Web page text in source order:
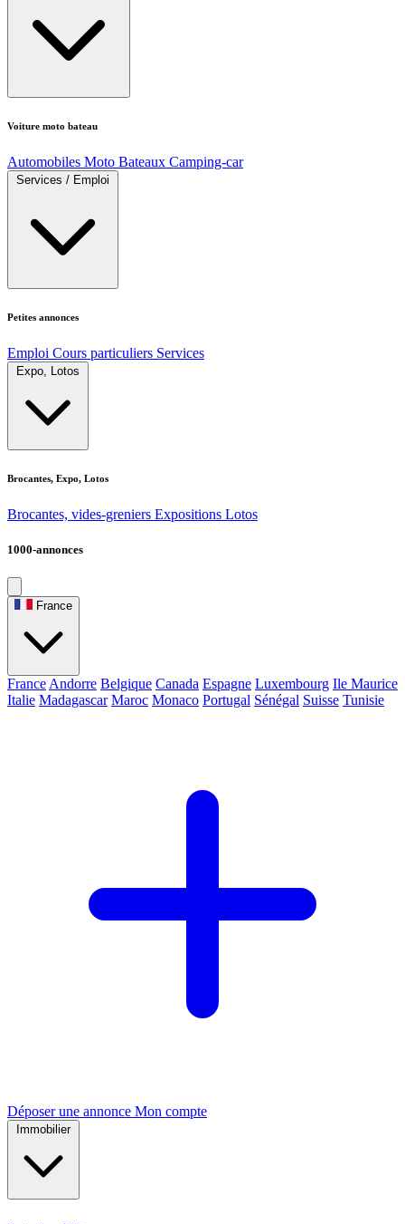
Voiture moto bateau
Automobiles Moto Bateaux Camping-car
Services / Emploi
Petites annonces
Emploi Cours particuliers Services
Expo, Lotos
Brocantes, Expo, Lotos
Brocantes, vides-greniers Expositions Lotos
1000-annonces
France
France Andorre Belgique Canada Espagne Luxembourg Ile Maurice
Italie Madagascar Maroc Monaco Portugal Sénégal Suisse Tunisie
Déposer une annonce Mon compte
Immobilier